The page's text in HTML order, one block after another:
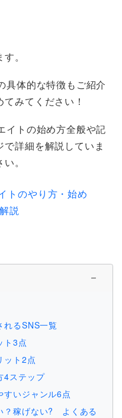
。
具体的な特徴もご紹介
みてください！
イトの始め方全般や記
詳細を解説していま
。
トのやり方・始め
説
れるSNS一覧
ト3点
ット2点
4ステップ
すいジャンル6点
？稼げない? よくある